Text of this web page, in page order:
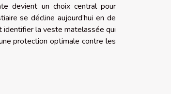
devient un choix central pour
se décline aujourd’hui en de
identifier la veste matelassée qui
protection optimale contre les